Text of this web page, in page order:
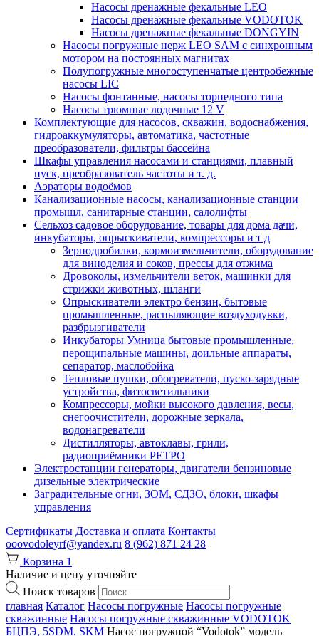
Насосы дренажные фекальные LEO
Насосы дренажные фекальные VODOTOK
Насосы дренажные фекальные DONGYIN
Насосы погружные нерж LEO SAM с синхронным
мотором на постоянных магнитах
Полупогружные многоступенчатые центробежные
насосы LIC
Насосы фонтанные, насосы торпедного типа
Насосы трюмные лодочные 12 V
Комплектующие для насосов, скважин, водоснабжения,
гидроаккумуляторы, автоматика, частотные
преобразователи, фильтры бассейна
Шкафы управления насосами и станциями, плавный
пуск, преобразователь частоты и т. д.
Аэраторы водоёмов
Канализационные насосы, канализационные станции
промышл, санитарные станции, салолифты
Сельхоз садовое оборудование, товары для дома дачи,
инкубаторы, опрыскиватели, компрессоры и т д
Зернодробилки, кормоизмельчители, оборудование
для виноделия и соков, прессы для отжима
Дровоколы, измельчители веток, машинки для
стрижки животных, шланги
Опрыскиватели электро бензин, бытовые
промышленные, распыляющие воздуходувки,
разбрызгиватели
Инкубаторы Умница бытовые промышленные,
перощипальные машины, доильные аппараты,
сепаратор, маслобойка
Тепловые пушки, обогреватели, пуско-зарядные
устройства, фитосветильники
Компрессоры, мойки высокого давления, весы,
снегоочистители, дорожные зеркала,
водонагреватели
Дистилляторы, автоклавы, грили,
радиоприёмники РЕТРО
Электростанции генераторы, двигатели бензиновые
дизельные электрические
Заградительные огни, ЗОМ, СДЗО, блоки, шкафы
управления
Сертификаты Доставка и оплата Контакты
ooovodoleyrf@yandex.ru 8 (962) 871 24 28
Корзина 1
Наличие и цену уточняйте
Поиск товаров
главная Каталог Насосы погружные Насосы погружные
скважинные Насосы погружные скважинные VODOTOK
БЦПЭ, 5SDM, SKM Насос погружной “Vodotok” модель